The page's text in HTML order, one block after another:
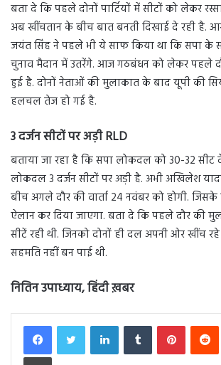
बता दे कि पहले दोनों पार्टियों में सीटों को लेकर
अब खींचतान के बीच बात बनती दिखाई दे रही है.
जयंत सिंह ने पहले भी ये साफ किया था कि सपा के
चुनाव मैदान में उतरेंगे. आज गठबंधन को लेकर पहले
हुई है. दोनों नेताओं की मुलाकात के बाद यूपी की
हलचल तेज हो गई है.
3 दर्जन सीटों पर अड़ीRLD
बताया जा रहा है कि सपा लोकदल को 30-32 सीट
लोकदल 3 दर्जन सीटों पर अड़ी है. अभी अखिलेश
बीच अगले दौर की वार्ता 24 नवंबर को होगी.
ऐलान कर दिया जाएगा. बता दे कि पहले दौर की
सीटें रही थी. जिनको दोनों ही दल अपनी ओर खींच
सहमति नहीं बन पाई थी.
नितिन उपाध्याय, हिंदी ख़बर
LinkedInTumblr Pinterest
Print